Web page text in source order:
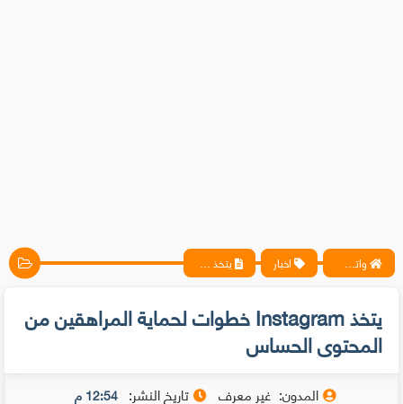
واتس آب ، فيسبوك ، أنترنت ، شروحات تقنية حصرية - المحترف اخبار يتخذ Instagram خطوات لحماية المراهقين من المحتوى الحساس
يتخذ Instagram خطوات لحماية المراهقين من
المحتوى الحساس
المدون: غير معرف تاريخ النشر: 12:54 م